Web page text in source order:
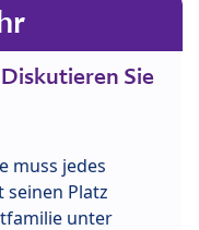
Sie
muss jedes
seinen Platz
unter